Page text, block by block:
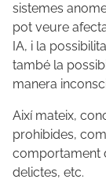
sistemes
pot veure
IA, i la
també la
manera
Així mateix,
prohibides,
comportament
delictes, etc.